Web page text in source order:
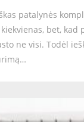
patalynės
bet, kad
ne visi. Todėl